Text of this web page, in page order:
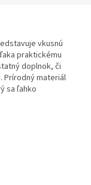
vkusnú
praktickému
doplnok, či
Prírodný materiál
sa ľahko